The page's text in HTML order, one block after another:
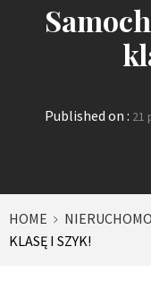
Published on : 21
HOME
KLASĘ I SZYK!